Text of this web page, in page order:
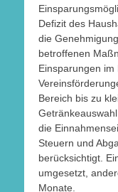
Defizit des
die
betroffenen
Einsparungen
Bereich bis zu
die
Steuern und
berücksichtigt.
umgesetzt,
Monate.